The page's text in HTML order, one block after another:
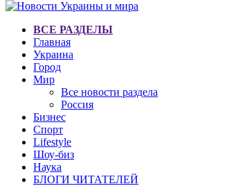
ВСЕ РАЗДЕЛЫ
Главная
Украина
Город
Мир
Все новости раздела
Россия
Бизнес
Спорт
Lifestyle
Шоу-биз
Наука
БЛОГИ ЧИТАТЕЛЕЙ